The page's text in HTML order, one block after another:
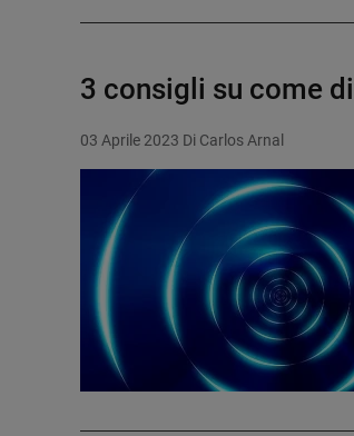
3 consigli su come
03 Aprile 2023 Di Carlos Arnal